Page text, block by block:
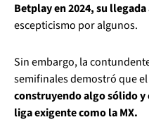
Betplay en 2024, su
escepticismo por algunos.
Sin embargo, la
semifinales demostró que
construyendo algo sólido y
liga exigente como la MX.